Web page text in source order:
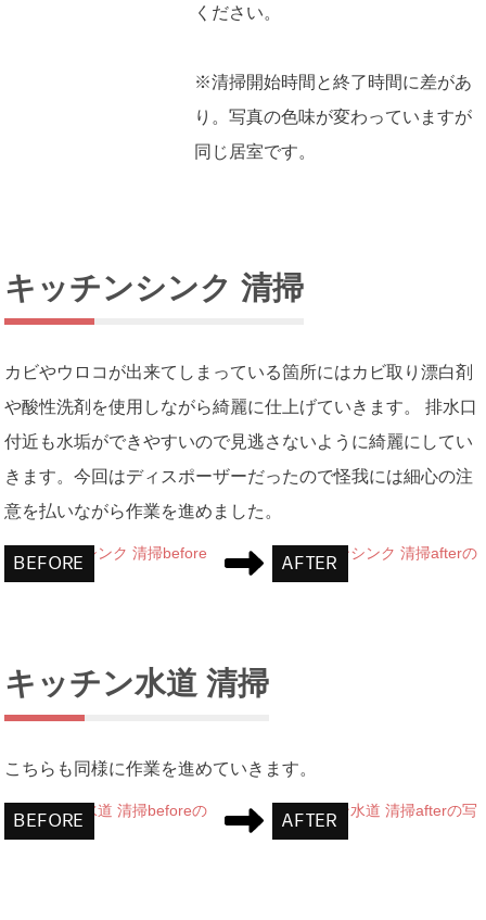
ください。
※清掃開始時間と終了時間に差があ
り。写真の色味が変わっていますが
同じ居室です。
キッチンシンク 清掃
カビやウロコが出来てしまっている箇所にはカビ取り漂白剤
や酸性洗剤を使用しながら綺麗に仕上げていきます。 排水口
付近も水垢ができやすいので見逃さないように綺麗にしてい
きます。今回はディスポーザーだったので怪我には細心の注
意を払いながら作業を進めました。
キッチン水道 清掃
こちらも同様に作業を進めていきます。